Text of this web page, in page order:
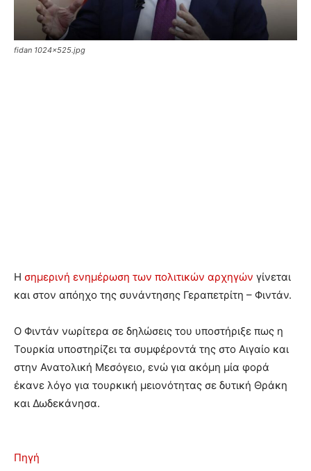
fidan 1024x525.jpg
Η σημερινή ενημέρωση των πολιτικών αρχηγών γίνεται
και στον απόηχο της συνάντησης Γεραπετρίτη – Φιντάν.
Ο Φιντάν νωρίτερα σε δηλώσεις του υποστήριξε πως η
Τουρκία υποστηρίζει τα συμφέροντά της στο Αιγαίο και
στην Ανατολική Μεσόγειο, ενώ για ακόμη μία φορά
έκανε λόγο για τουρκική μειονότητας σε δυτική Θράκη
και Δωδεκάνησα.
Πηγή